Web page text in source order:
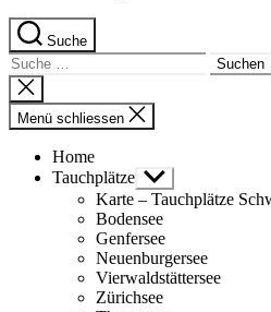
Suche
Suche
nach:
Suche
schliessen
Menü schliessen
Home
Tauchplätze Untermenü
anzeigen
Karte – Tauchplätze
Bodensee
Genfersee
Neuenburgersee
Vierwaldstättersee
Zürichsee